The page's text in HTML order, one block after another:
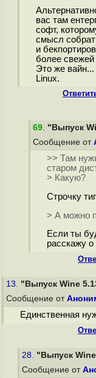
вас там
софт,
смысл
и
более
Это же
Linux.
69. "Выпуск
Сообщение от
>> Там
старом
> Какую?
Строчку
> А можно
Если ты
расскажу
13. "Выпуск Wine
Сообщение от
Единственная
28. "Выпуск
Сообщение от